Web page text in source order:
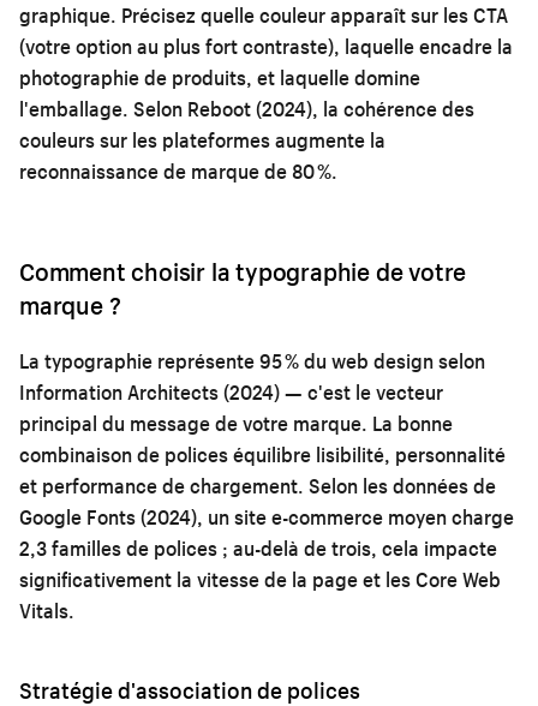
graphique. Précisez quelle couleur apparaît sur les CTA
(votre option au plus fort contraste), laquelle encadre la
photographie de produits, et laquelle domine
l'emballage. Selon Reboot (2024), la cohérence des
couleurs sur les plateformes augmente la
reconnaissance de marque de 80 %.
Comment choisir la typographie de votre
marque ?
La typographie représente 95 % du web design selon
Information Architects (2024) — c'est le vecteur
principal du message de votre marque. La bonne
combinaison de polices équilibre lisibilité, personnalité
et performance de chargement. Selon les données de
Google Fonts (2024), un site e-commerce moyen charge
2,3 familles de polices ; au-delà de trois, cela impacte
significativement la vitesse de la page et les Core Web
Vitals.
Stratégie d'association de polices